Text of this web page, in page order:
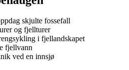
skjulte fossefall
og fjellturer
i fjellandskapet
fjellvann
ved en innsjø